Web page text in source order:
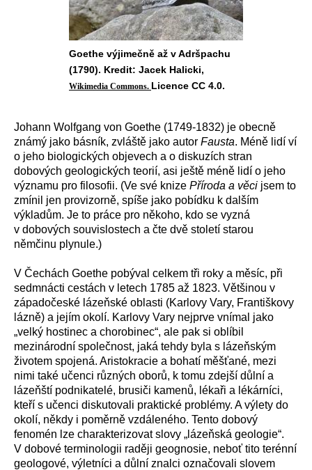
Goethe výjimečně až v Adršpachu
(1790). Kredit: Jacek Halicki,
Wikimedia Commons. Licence CC 4.0.
Johann Wolfgang von Goethe (1749-1832) je obecně
známý jako básník, zvláště jako autor Fausta. Méně lidí ví
o jeho biologických objevech a o diskuzích stran
dobových geologických teorií, asi ještě méně lidí o jeho
významu pro filosofii. (Ve své knize Příroda a věci jsem to
zmínil jen provizorně, spíše jako pobídku k dalším
výkladům. Je to práce pro někoho, kdo se vyzná
v dobových souvislostech a čte dvě století starou
němčinu plynule.)
V Čechách Goethe pobýval celkem tři roky a měsíc, při
sedmnácti cestách v letech 1785 až 1823. Většinou v
západočeské lázeňské oblasti (Karlovy Vary, Františkovy
lázně) a jejím okolí. Karlovy Vary nejprve vnímal jako
„velký hostinec a chorobinec“, ale pak si oblíbil
mezinárodní společnost, jaká tehdy byla s lázeňským
životem spojená. Aristokracie a bohatí měšťané, mezi
nimi také učenci různých oborů, k tomu zdejší důlní a
lázeňští podnikatelé, brusiči kamenů, lékaři a lékárníci,
kteří s učenci diskutovali praktické problémy. A výlety do
okolí, někdy i poměrně vzdáleného. Tento dobový
fenomén lze charakterizovat slovy „lázeňská geologie“.
V dobové terminologii raději geognosie, neboť tito terénní
geologové, výletníci a důlní znalci označovali slovem